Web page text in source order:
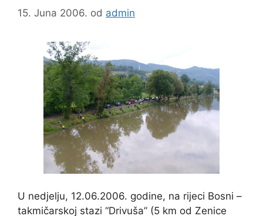
15. Juna 2006. od admin
U nedjelju, 12.06.2006. godine, na rijeci Bosni –
takmičarskoj stazi “Drivuša” (5 km od Zenice